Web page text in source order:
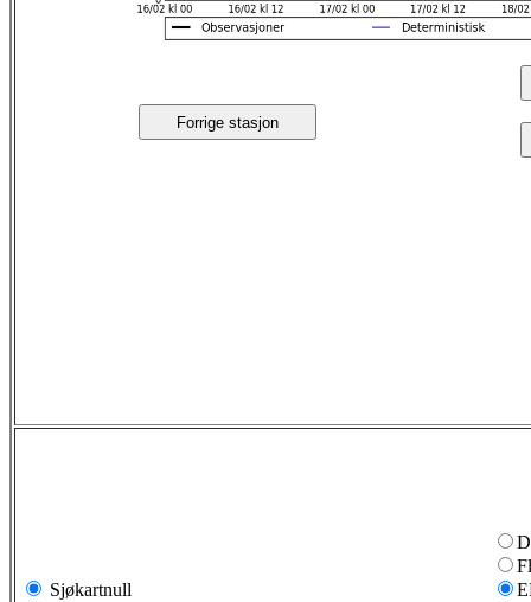
Forrige stasjon
Sjøkartnull